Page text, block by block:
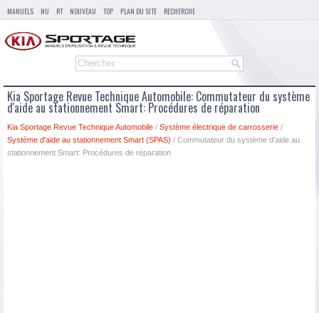
MANUELS NU RT NOUVEAU TOP PLAN DU SITE RECHERCHE
Kia Sportage Revue Technique Automobile: Commutateur du système
d'aide au stationnement Smart: Procédures de réparation
Kia Sportage Revue Technique Automobile / Système électrique de carrosserie /
Système d'aide au stationnement Smart (SPAS) / Commutateur du système d'aide au
stationnement Smart: Procédures de réparation